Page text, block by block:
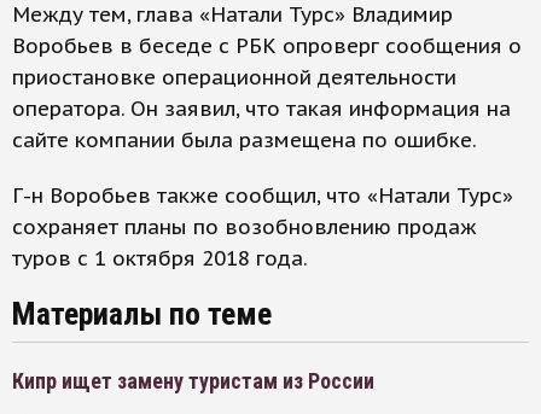
Между тем, глава «Натали Турс» Владимир
Воробьев в беседе с РБК опроверг сообщения о
приостановке операционной деятельности
оператора. Он заявил, что такая информация на
сайте компании была размещена по ошибке.
Г-н Воробьев также сообщил, что «Натали Турс»
сохраняет планы по возобновлению продаж
туров с 1 октября 2018 года.
Материалы по теме
Кипр ищет замену туристам из России